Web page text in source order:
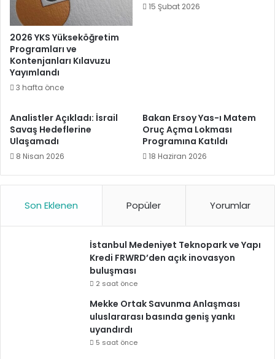
2026 YKS Yükseköğretim
Programları ve
Kontenjanları Kılavuzu
Yayımlandı
3 hafta önce
15 Şubat 2026
Analistler Açıkladı: İsrail
Savaş Hedeflerine
Ulaşamadı
8 Nisan 2026
Bakan Ersoy Yas-ı Matem
Oruç Açma Lokması
Programına Katıldı
18 Haziran 2026
Son Eklenen Popüler Yorumlar
İstanbul Medeniyet Teknopark ve Yapı
Kredi FRWRD’den açık inovasyon
buluşması
2 saat önce
Mekke Ortak Savunma Anlaşması
uluslararası basında geniş yankı
uyandırdı
5 saat önce